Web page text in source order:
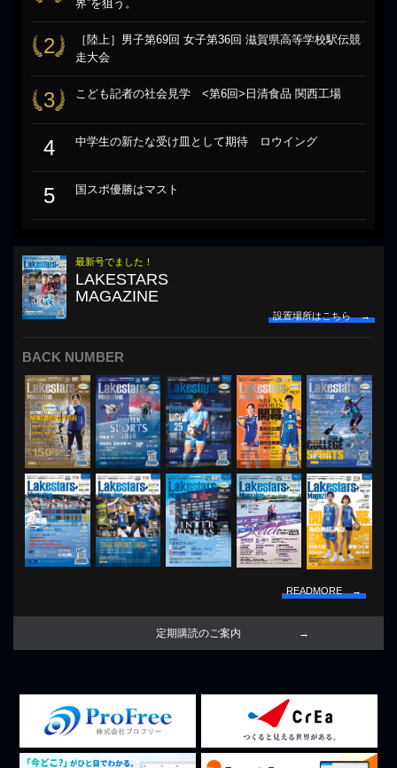
界”を狙う。
2
［陸上］男子第69回 女子第36回 滋賀県高等学校駅伝競
走大会
3 こども記者の社会見学 <第6回>日清食品 関西工場
4 中学生の新たな受け皿として期待 ロウイング
5 国スポ優勝はマスト
最新号でました！
LAKESTARS
MAGAZINE
設置場所はこちら →
BACK NUMBER
READMORE →
定期購読のご案内